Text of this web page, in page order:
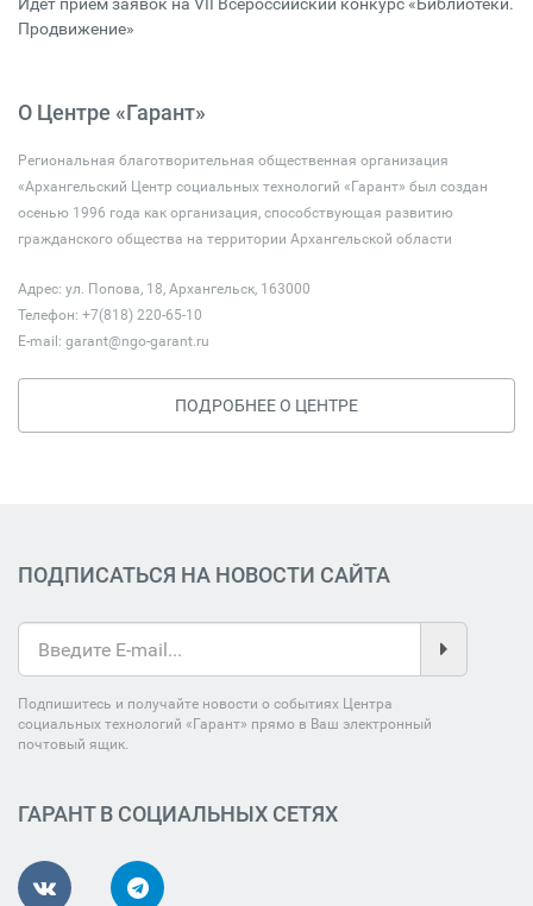
Продвижение»
О Центре «Гарант»
Региональная благотворительная общественная организация
«Архангельский Центр социальных технологий «Гарант» был создан
осенью 1996 года как организация, способствующая развитию
гражданского общества на территории Архангельской области
Адрес: ул. Попова, 18, Архангельск, 163000
Телефон: +7(818) 220-65-10
E-mail: garant@ngo-garant.ru
ПОДРОБНЕЕ О ЦЕНТРЕ
ПОДПИСАТЬСЯ НА НОВОСТИ САЙТА
Подпишитесь и получайте новости о событиях Центра
социальных технологий «Гарант» прямо в Ваш электронный
почтовый ящик.
ГАРАНТ В СОЦИАЛЬНЫХ СЕТЯХ